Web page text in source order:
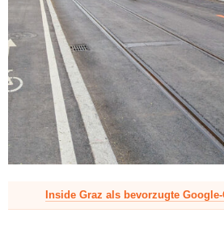
Inside Graz als bevorzugte